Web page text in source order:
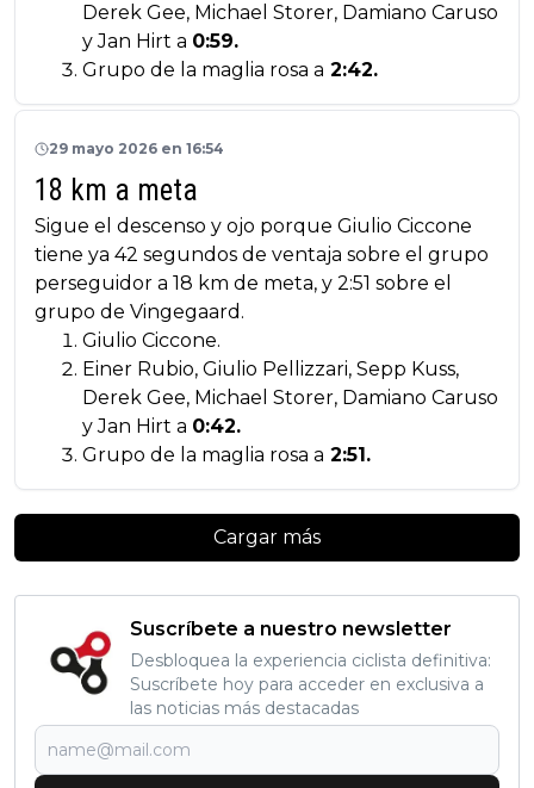
Derek Gee, Michael Storer, Damiano Caruso
y Jan Hirt a 0:59.
Grupo de la maglia rosa a 2:42.
29 mayo 2026 en 16:54
18 km a meta
Sigue el descenso y ojo porque Giulio Ciccone
tiene ya 42 segundos de ventaja sobre el grupo
perseguidor a 18 km de meta, y 2:51 sobre el
grupo de Vingegaard.
Giulio Ciccone.
Einer Rubio, Giulio Pellizzari, Sepp Kuss,
Derek Gee, Michael Storer, Damiano Caruso
y Jan Hirt a 0:42.
Grupo de la maglia rosa a 2:51.
Cargar más
Suscríbete a nuestro newsletter
Desbloquea la experiencia ciclista definitiva:
Suscríbete hoy para acceder en exclusiva a
las noticias más destacadas